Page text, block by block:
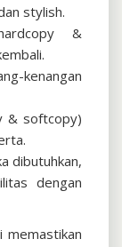
stylish.
&
kenangan
& softcopy)
dibutuhkan,
dengan
memastikan